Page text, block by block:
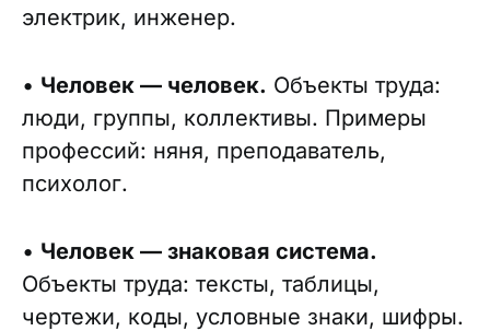
электрик, инженер.
• Человек — человек. Объекты труда:
люди, группы, коллективы. Примеры
профессий: няня, преподаватель,
психолог.
• Человек — знаковая система.
Объекты труда: тексты, таблицы,
чертежи, коды, условные знаки, шифры.